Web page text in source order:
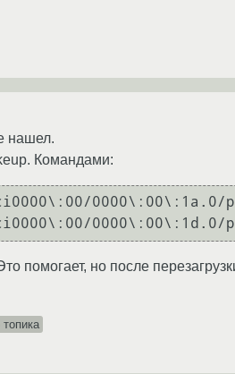
нашел.
Командами:
0000\:00\:1a.0/
помогает, но после
топика